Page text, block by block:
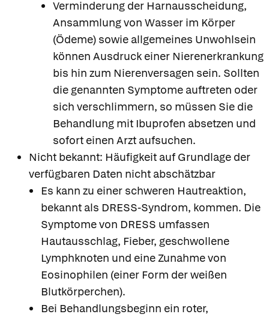
Verminderung der Harnausscheidung,
Ansammlung von Wasser im Körper
(Ödeme) sowie allgemeines Unwohlsein
können Ausdruck einer Nierenerkrankung
bis hin zum Nierenversagen sein. Sollten
die genannten Symptome auftreten oder
sich verschlimmern, so müssen Sie die
Behandlung mit Ibuprofen absetzen und
sofort einen Arzt aufsuchen.
Nicht bekannt: Häufigkeit auf Grundlage der
verfügbaren Daten nicht abschätzbar
Es kann zu einer schweren Hautreaktion,
bekannt als DRESS-Syndrom, kommen. Die
Symptome von DRESS umfassen
Hautausschlag, Fieber, geschwollene
Lymphknoten und eine Zunahme von
Eosinophilen (einer Form der weißen
Blutkörperchen).
Bei Behandlungsbeginn ein roter,